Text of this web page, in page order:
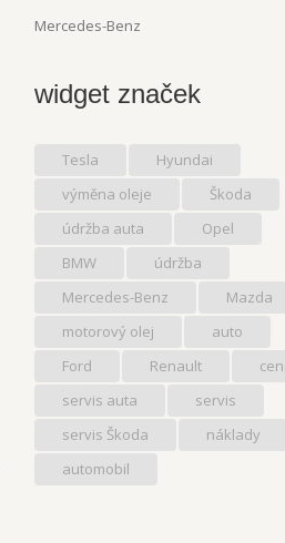
Mercedes-Benz
widget značek
Tesla
Hyundai
výměna oleje
Škoda
údržba auta
Opel
BMW
údržba
Mercedes-Benz
Mazda
motorový olej
auto
Ford
Renault
servis auta
servis
servis Škoda
náklady
automobil